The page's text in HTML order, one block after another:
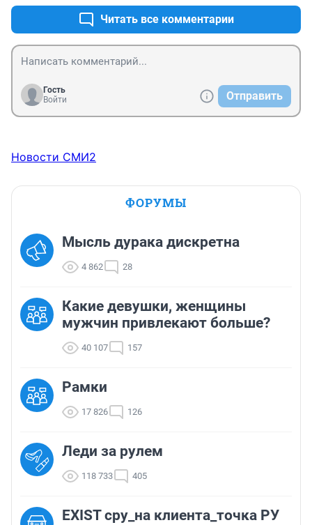
за рулем уже с 10 утра?
А вот садитесь, потому что не знаете, а Яндекс очень
«заботится» о вашей безопасности.
Я после 8 часов предпочитаю заканчивать, так как
чувствую, что уже залипаю и еду на автомате, плохо
я продолжу и добью 12-14 часов.
Читать все комментарии
Гость
Войти
Отправить
Новости СМИ2
ФОРУМЫ
Мысль дурака дискретна
4 862 28
Какие девушки, женщины
мужчин привлекают больше?
40 107 157
Рамки
17 826 126
Леди за рулем
118 733 405
EXIST сру_на клиента_точка РУ